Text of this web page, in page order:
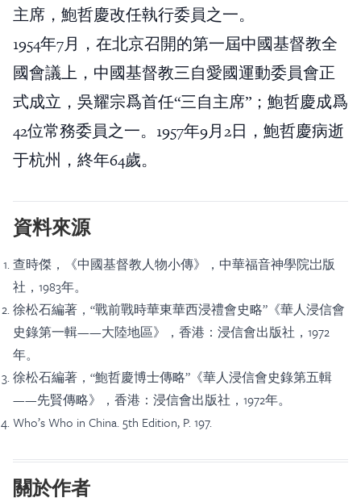
主席，鮑哲慶改任執行委員之一。
1954年7月，在北京召開的第一屆中國基督教全
國會議上，中國基督教三自愛國運動委員會正
式成立，吳耀宗爲首任“三自主席”；鮑哲慶成爲
42位常務委員之一。1957年9月2日，鮑哲慶病逝
于杭州，終年64歲。
資料來源
查時傑，《中國基督教人物小傳》，中華福音神學院岀版
社，1983年。
徐松石編著，“戰前戰時華東華西浸禮會史略”《華人浸信會
史錄第一輯——大陸地區》，香港：浸信會出版社，1972
年。
徐松石編著，“鮑哲慶博士傳略”《華人浸信會史錄第五輯
——先賢傳略》，香港：浸信會出版社，1972年。
Who’s Who in China. 5th Edition, P. 197.
關於作者